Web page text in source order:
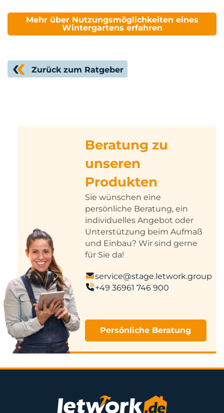
Mehr über Nutzungsmöglichkeiten eines
Wintergartens erfahren
Zurück zum Ratgeber
Beratung zu
unseren
Produkten
Sie wünschen eine
persönliche Beratung, ein
individuelles Angebot oder
Unterstützung beim Aufmaß
und Einbau? Wir sind gerne
für Sie da!
service@stage.letwork.group
+49 36961 746 900
Persönliche Beratung